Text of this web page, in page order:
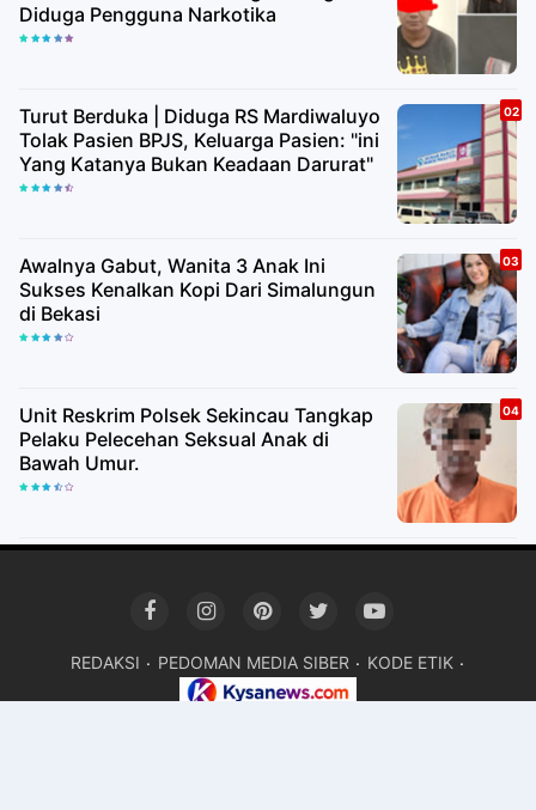
Diduga Pengguna Narkotika
Turut Berduka | Diduga RS Mardiwaluyo
Tolak Pasien BPJS, Keluarga Pasien: "ini
Yang Katanya Bukan Keadaan Darurat"
Awalnya Gabut, Wanita 3 Anak Ini
Sukses Kenalkan Kopi Dari Simalungun
di Bekasi
Unit Reskrim Polsek Sekincau Tangkap
Pelaku Pelecehan Seksual Anak di
Bawah Umur.
REDAKSI PEDOMAN MEDIA SIBER KODE ETIK